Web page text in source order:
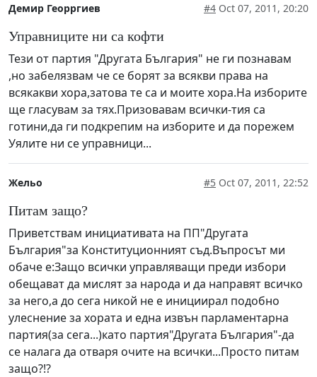
Демир Георргиев #4 Oct 07, 2011, 20:20
Управниците ни са кофти
Тези от партия "Другата България" не ги познавам
,но забелязвам че се борят за всякви права на
всякакви хора,затова те са и моите хора.На изборите
ще гласувам за тях.Призовавам всички-тия са
готини,да ги подкрепим на изборите и да порежем
Уялите ни се управници...
Жельо #5 Oct 07, 2011, 22:52
Питам защо?
Приветствам инициативата на ПП"Другата
България"за Конституционният съд.Въпросът ми
обаче е:Защо всички управляващи преди избори
обещават да мислят за народа и да направят всичко
за него,а до сега никой не е инициирал подобно
улеснение за хората и една извън парламентарна
партия(за сега...)като партия"Другата България"-да
се налага да отваря очите на всички...Просто питам
защо?!?